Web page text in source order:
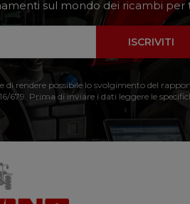
sul mondo dei ricambi per
ISCRIVITI
rendere possibile lo svolgimento del
679. Prima di inviare i dati leggere le